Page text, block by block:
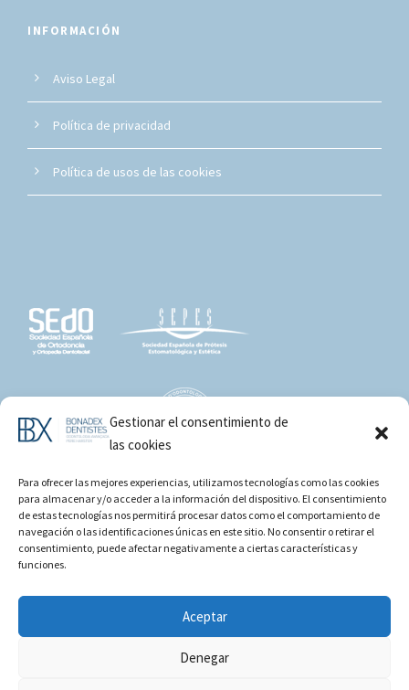
Gestionar el consentimiento de
las cookies
Para ofrecer las mejores experiencias, utilizamos tecnologías como las cookies
para almacenar y/o acceder a la información del dispositivo. El consentimiento
de estas tecnologías nos permitirá procesar datos como el comportamiento de
navegación o las identificaciones únicas en este sitio. No consentir o retirar el
consentimiento, puede afectar negativamente a ciertas características y
funciones.
Aceptar
Denegar
INFORMACIÓN
Aviso Legal
Política de privacidad
Política de usos de las cookies